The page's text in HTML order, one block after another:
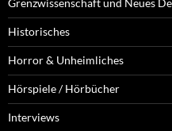
Grenzwissenschaft und Neues
Historisches
Horror & Unheimliches
Hörspiele / Hörbücher
Interviews